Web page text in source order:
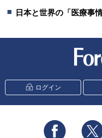
日本と世界の「医療事
ログイン
Facebook